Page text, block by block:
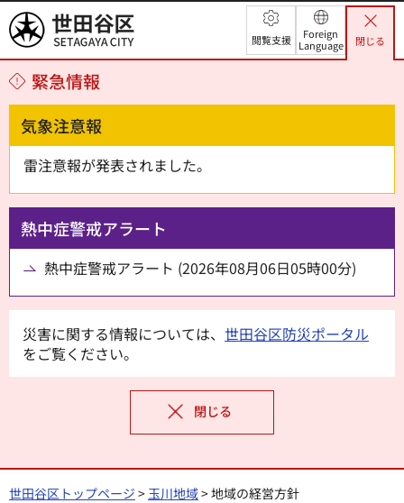
世田谷区 閲覧支援
Foreign
Language
閉じる
緊急情報
気象注意報
雷注意報が発表されました。
熱中症警戒アラート
熱中症警戒アラート (2026年08月06日05時00分)
災害に関する情報については、 世田谷区防災ポータル
をご覧ください。
閉じる
世田谷区トップページ >玉川地域> 地域の経営方針